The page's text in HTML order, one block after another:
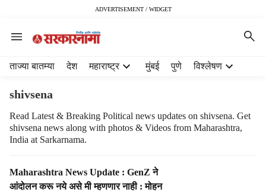
ADVERTISEMENT / WIDGET
ताज्या बातम्या देश महाराष्ट्र मुंबई पुणे विश्लेषण
shivsena
Read Latest & Breaking Political news updates on shivsena. Get
shivsena news along with photos & Videos from Maharashtra,
India at Sarkarnama.
T
a
Maharashtra News Update : GenZ ने
आंदोलन करू नये असे मी म्हणणार नाही : मोहन